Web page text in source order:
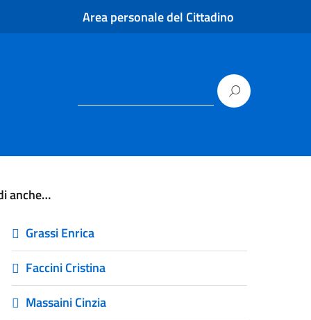
Area personale del Cittadino
anche…
Grassi Enrica
Faccini Cristina
Massaini Cinzia